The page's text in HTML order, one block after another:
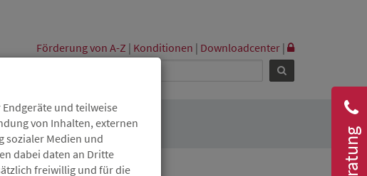
Förderung von A-Z | Konditionen | Downloadcenter |
Beratung
und teilweise
von Inhalten, externen
sozialer Medien und
dabei daten an Dritte
freiwillig und für die